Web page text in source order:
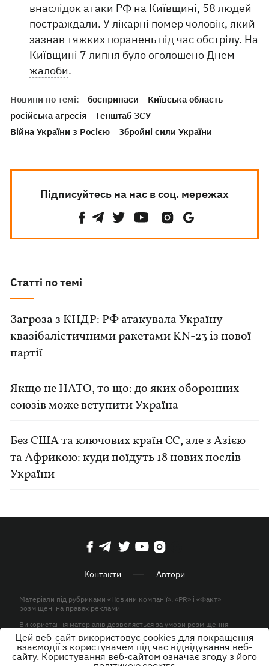
внаслідок атаки РФ на Київщині, 58 людей
постраждали. У лікарні помер чоловік, який
зазнав тяжких поранень під час обстрілу. На
Київщині 7 липня було оголошеноДнем
жалоби.
Новини по темі: боєприпаси
Київська область
російська агресія
Генштаб ЗСУ
Війна України з Росією
Збройні сили України
Підписуйтесь на нас в соц. мережах
Статті по темі
Загроза з КНДР: РФ атакувала Україну
квазібалістичними ракетами KN-23 із нової
партії
Якщо не НАТО, то що: до яких оборонних
союзів може вступити Україна
Без США та ключових країн ЄС, але з Азією
та Африкою: куди поїдуть 18 нових послів
України
Контакти Автори
Матеріали під рубриками «Новини компанії», «PR» і «Факт»
розміщені на правах реклами
Використання матеріалів дозволяється за умови розміщення
активного гіперпосилання на KP.UA в першому абзаці.
© ТОВ «ЮЛАВ МЕДІА» 2026. Всі права захищені.
Цей веб-сайт використовує cookies для покращення
взаємодії з користувачем під час відвідування веб-
сайту. Користування веб-сайтом означає згоду з його